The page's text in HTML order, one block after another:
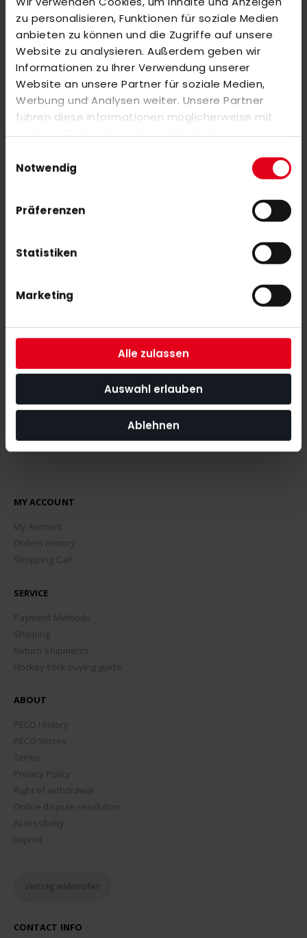
zu personalisieren, Funktionen für soziale Medien
anbieten zu können und die Zugriffe auf unsere
Website zu analysieren. Außerdem geben wir
Informationen zu Ihrer Verwendung unserer
Website an unsere Partner für soziale Medien,
Werbung und Analysen weiter. Unsere Partner
führen diese Informationen möglicherweise mit
weiteren Daten zusammen, die Sie ihnen
Nutzung der Dienste gesammelt haben.
Notwendig
Präferenzen
Statistiken
Marketing
Alle zulassen
Auswahl erlauben
Ablehnen
REVIEWS
SIMILAR PRODUCTS
select all
adidas Estro .20 LE 26/27 WorldCup
€75.00
SUBSCRIBE NEWSLETTER
the latest news, tips and discount offers around our shop.
MY ACCOUNT
My Account
Orders History
Shopping Cart
SERVICE
Payment Methods
Shipping
Return Shipments
Hockey stick buying guide
ABOUT
PECO History
PECO Stores
Terms
Privacy Policy
Right of withdrawal
Online dispute resolution
Accessibility
Imprint
Vertrag widerrufen
CONTACT INFO